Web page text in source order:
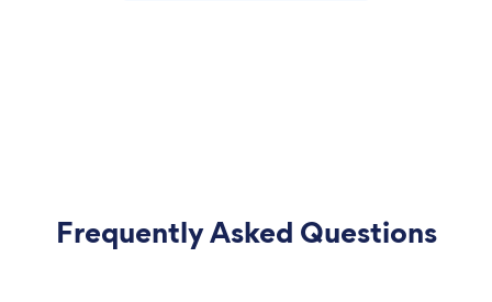
Frequently Asked Questions